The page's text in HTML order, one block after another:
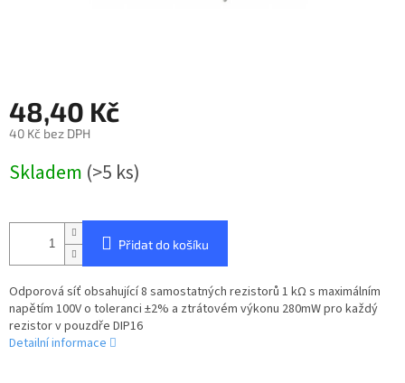
48,40 Kč
40 Kč bez DPH
cena:
Skladem (>5 ks)
Přidat do košíku
Odporová síť obsahující 8 samostatných rezistorů 1 kΩ s maximálním
napětím 100V o toleranci ±2% a ztrátovém výkonu 280mW pro každý
rezistor v pouzdře DIP16
Detailní informace